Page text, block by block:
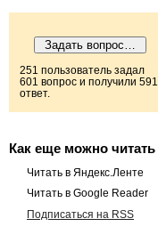
251 пользователь задал
601 вопрос и получили 591
ответ.
Как еще можно читать
Читать в Яндекс.Ленте
Читать в Google Reader
Подписаться на RSS